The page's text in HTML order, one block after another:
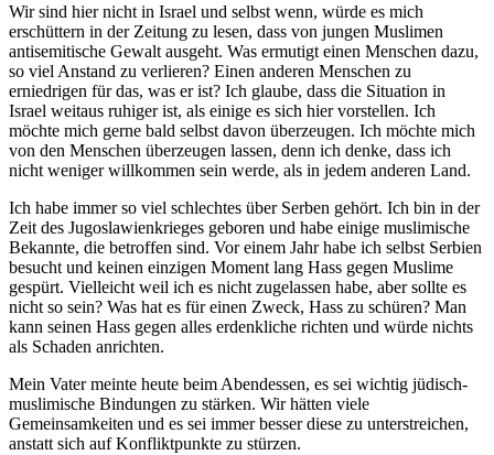
Wir sind hier nicht in Israel und selbst wenn, würde es mich
erschüttern in der Zeitung zu lesen, dass von jungen Muslimen
antisemitische Gewalt ausgeht. Was ermutigt einen Menschen dazu,
so viel Anstand zu verlieren? Einen anderen Menschen zu
erniedrigen für das, was er ist? Ich glaube, dass die Situation in
Israel weitaus ruhiger ist, als einige es sich hier vorstellen. Ich
möchte mich gerne bald selbst davon überzeugen. Ich möchte mich
von den Menschen überzeugen lassen, denn ich denke, dass ich
nicht weniger willkommen sein werde, als in jedem anderen Land.
Ich habe immer so viel schlechtes über Serben gehört. Ich bin in der
Zeit des Jugoslawienkrieges geboren und habe einige muslimische
Bekannte, die betroffen sind. Vor einem Jahr habe ich selbst Serbien
besucht und keinen einzigen Moment lang Hass gegen Muslime
gespürt. Vielleicht weil ich es nicht zugelassen habe, aber sollte es
nicht so sein? Was hat es für einen Zweck, Hass zu schüren? Man
kann seinen Hass gegen alles erdenkliche richten und würde nichts
als Schaden anrichten.
Mein Vater meinte heute beim Abendessen, es sei wichtig jüdisch-
muslimische Bindungen zu stärken. Wir hätten viele
Gemeinsamkeiten und es sei immer besser diese zu unterstreichen,
anstatt sich auf Konfliktpunkte zu stürzen.